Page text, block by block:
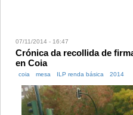
07/11/2014 - 16:47
Crónica da recollida de
en Coia
coia mesa ILP renda básica 2014